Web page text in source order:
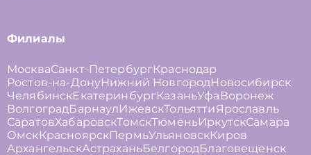
Филиалы
МоскваСанкт-ПетербургКраснодар
Ростов-на-ДонуНижний НовгородНовосибирск
ЧелябинскЕкатеринбургКазаньУфа Воронеж
ВолгоградБарнаулИжевскТольяттиЯрославль
СаратовХабаровскТомскТюменьИркутскСамара
ОмскКрасноярскПермьУльяновскКиров
АрхангельскАстраханьБелгородБлаговещенск